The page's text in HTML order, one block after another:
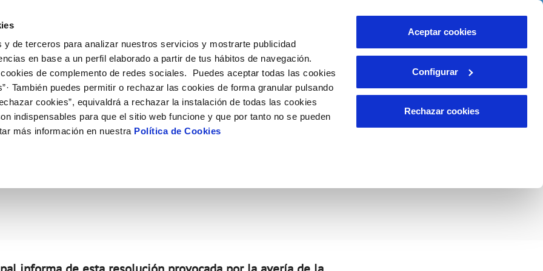
y de terceros para analizar nuestros servicios y mostrarte publicidad
en base a un perfil elaborado a partir de tus hábitos de navegación.
de complemento de redes sociales. Puedes aceptar todas las cookies
También puedes permitir o rechazar las cookies de forma granular pulsando
cookies”, equivaldrá a rechazar la instalación de todas las cookies
indispensables para que el sitio web funcione y que por tanto no se pueden
más información en nuestra Política de Cookies
Aceptar cookies
Configurar
Rechazar cookies
de titular
de suministro
MODIFICACIÓN DE DATOS
Actualizar datos bancarios
Actualizar datos de domicilio
INCIDENCIAS
Comunica anomalías o posibles
Tu Servicio
AL CLIENTE
contacto
y afectaciones
COMPROMISO DE SERVICIO
Carta de compromisos
Customer Counsel (Defensa del cliente)
Tu Agua
del agua
CUIDADOS DEL AGUA
Consejos de ahorro
Medidas contra la sequía
Conócenos
DE GESTIÓN Y CERTIFICADOS
CONTRATACIÓN
Licitaciones en curso
EMPLEO
Nuestros compromisos
de Roquetas sobre agua no